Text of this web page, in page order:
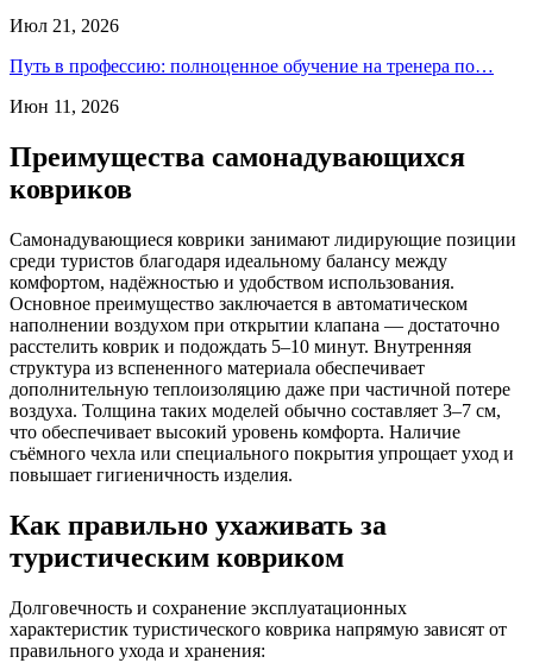
Июл 21, 2026
Путь в профессию: полноценное обучение на тренера по…
Июн 11, 2026
Преимущества самонадувающихся
ковриков
Самонадувающиеся коврики занимают лидирующие позиции
среди туристов благодаря идеальному балансу между
комфортом, надёжностью и удобством использования.
Основное преимущество заключается в автоматическом
наполнении воздухом при открытии клапана — достаточно
расстелить коврик и подождать 5–10 минут. Внутренняя
структура из вспененного материала обеспечивает
дополнительную теплоизоляцию даже при частичной потере
воздуха. Толщина таких моделей обычно составляет 3–7 см,
что обеспечивает высокий уровень комфорта. Наличие
съёмного чехла или специального покрытия упрощает уход и
повышает гигиеничность изделия.
Как правильно ухаживать за
туристическим ковриком
Долговечность и сохранение эксплуатационных
характеристик туристического коврика напрямую зависят от
правильного ухода и хранения: